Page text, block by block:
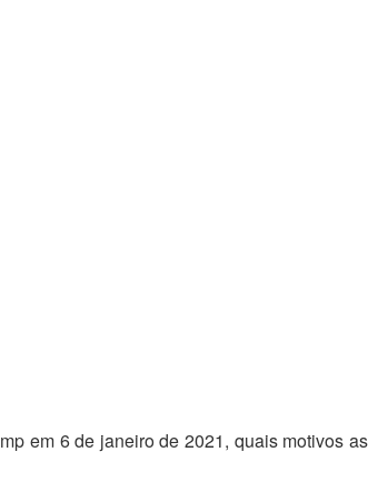
em 6 de janeiro de 2021, quais motivos as